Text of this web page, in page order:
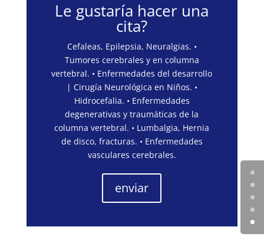
Le gustaría hacer una
cita?
Cefaleas, Epilepsia, Neuralgias. •
Tumores cerebrales y en columna
vertebral. • Enfermedades del desarrollo
| Cirugía Neurológica en Niños. •
Hidrocefalia. • Enfermedades
degenerativas y traumáticas de la
columna vertebral. • Lumbalgia, Hernia
de disco, fracturas. • Enfermedades
vasculares cerebrales.
enviar